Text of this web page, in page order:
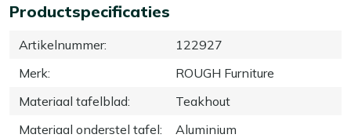
Productspecificaties
Artikelnummer:
122927
Merk:
ROUGH Furniture
Materiaal tafelblad:
Teakhout
Materiaal onderstel tafel:
Aluminium